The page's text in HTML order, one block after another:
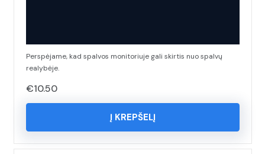
Perspėjame, kad spalvos monitoriuje gali skirtis nuo spalvų
realybėje.
€10.50
Į KREPŠELĮ